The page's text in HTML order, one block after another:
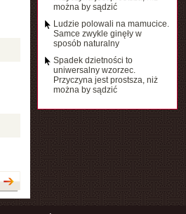
można by sądzić
Ludzie polowali na mamucice.
Samce zwykle ginęły w
sposób naturalny
Spadek dzietności to
uniwersalny wzorzec.
Przyczyna jest prostsza, niż
można by sądzić